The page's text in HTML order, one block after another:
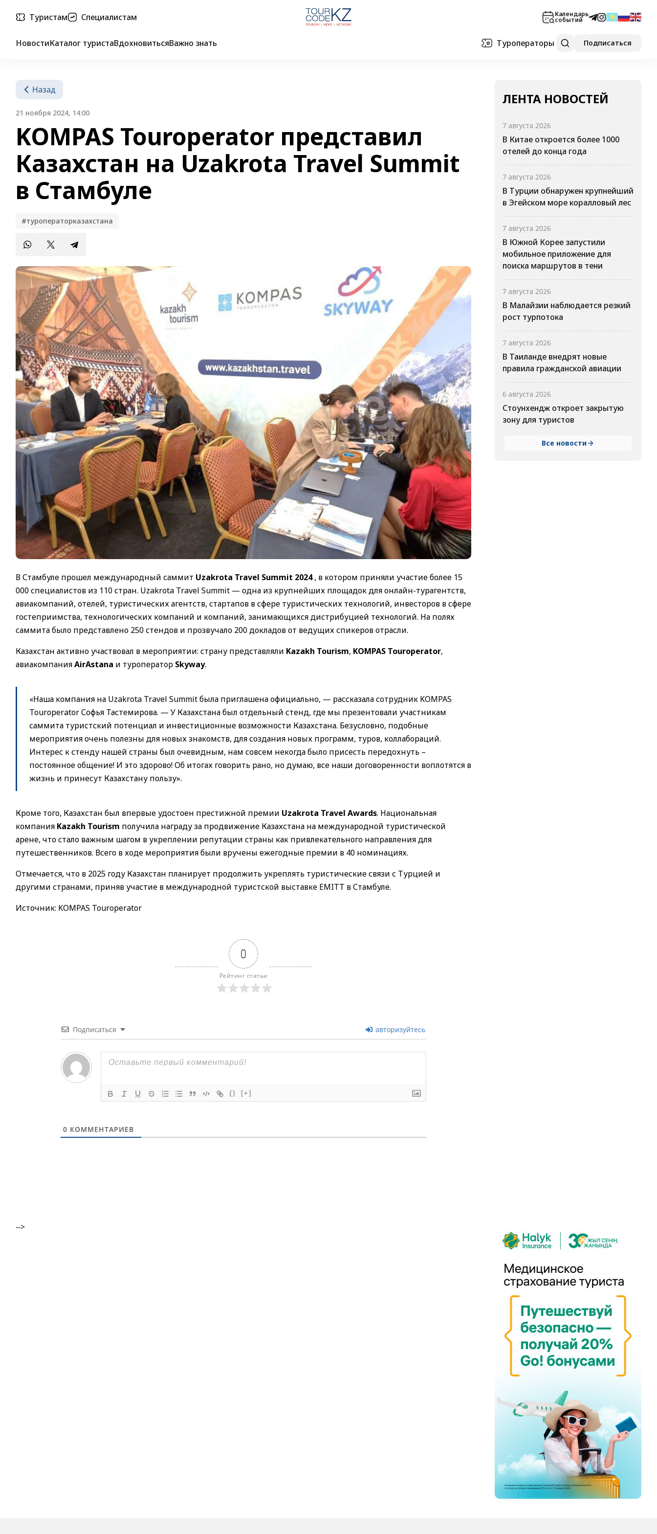
Туристам Специалистам Календарь
событий
НовостиКаталог туристаВдохновитьсяВажно знать Туроператоры Подписаться
Назад
21 ноября 2024, 14:00
KOMPAS Touroperator представил
Казахстан на Uzakrota Travel Summit
в Стамбуле
#туроператорказахстана
В Стамбуле прошел международный саммит Uzakrota Travel Summit 2024, в котором приняли участие более 15
000 специалистов из 110 стран. Uzakrota Travel Summit — одна из крупнейших площадок для онлайн-турагентств,
авиакомпаний, отелей, туристических агентств, стартапов в сфере туристических технологий, инвесторов в сфере
гостеприимства, технологических компаний и компаний, занимающихся дистрибуцией технологий. На полях
саммита было представлено 250 стендов и прозвучало 200 докладов от ведущих спикеров отрасли.
Казахстан активно участвовал в мероприятии: страну представляли Kazakh Tourism, KOMPAS Touroperator,
авиакомпанияAirAstana и туроператор Skyway.
«Наша компания на Uzakrota Travel Summit была приглашена официально, — рассказала сотрудник KOMPAS
Touroperator Софья Тастемирова. — У Казахстана был отдельный стенд, где мы презентовали участникам
саммита туристский потенциал и инвестиционные возможности Казахстана. Безусловно, подобные
мероприятия очень полезны для новых знакомств, для создания новых программ, туров, коллабораций.
Интерес к стенду нашей страны был очевидным, нам совсем некогда было присесть передохнуть –
постоянное общение! И это здорово! Об итогах говорить рано, но думаю, все наши договоренности воплотятся в
жизнь и принесут Казахстану пользу».
Кроме того, Казахстан был впервые удостоен престижной премии Uzakrota Travel Awards. Национальная
компания Kazakh Tourism получила награду за продвижение Казахстана на международной туристической
арене, что стало важным шагом в укреплении репутации страны как привлекательного направления для
путешественников. Всего в ходе мероприятия были вручены ежегодные премии в 40 номинациях.
Отмечается, что в 2025 году Казахстан планирует продолжить укреплять туристические связи с Турцией и
другими странами, приняв участие в международной туристской выставке EMITT в Стамбуле.
Источник: KOMPAS Touroperator
0
Рейтинг статьи
Подписаться авторизуйтесь
{} [+]
0 КОММЕНТАРИЕВ
ЛЕНТА НОВОСТЕЙ
7 августа 2026
В Китае откроется более 1000
отелей до конца года
7 августа 2026
В Турции обнаружен крупнейший
в Эгейском море коралловый лес
7 августа 2026
В Южной Корее запустили
мобильное приложение для
поиска маршрутов в тени
7 августа 2026
В Малайзии наблюдается резкий
рост турпотока
7 августа 2026
В Таиланде внедрят новые
правила гражданской авиации
6 августа 2026
Стоунхендж откроет закрытую
зону для туристов
Все новости
-->